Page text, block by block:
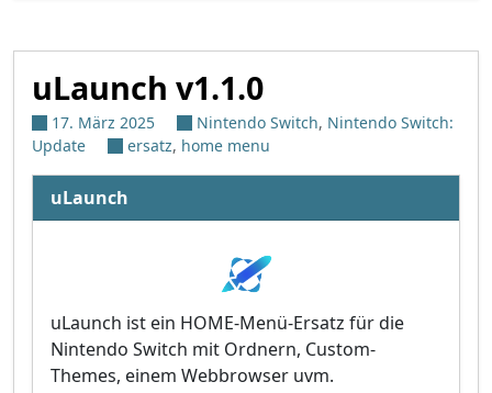
uLaunch v1.1.0
17. März 2025 Nintendo Switch, Nintendo Switch:
Update
ersatz, home menu
uLaunch
uLaunch ist ein HOME-Menü-Ersatz für die
Nintendo Switch mit Ordnern, Custom-
Themes, einem Webbrowser uvm.